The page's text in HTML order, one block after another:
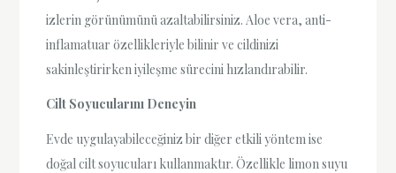
izlerin görünümünü azaltabilirsiniz. Aloe vera, anti-
inflamatuar özellikleriyle bilinir ve cildinizi
sakinleştirirken iyileşme sürecini hızlandırabilir.
Cilt Soyucularını Deneyin
Evde uygulayabileceğiniz bir diğer etkili yöntem ise
doğal cilt soyucuları kullanmaktır. Özellikle limon suyu